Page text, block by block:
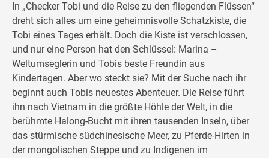
In „Checker Tobi und die Reise zu den fliegenden Flüssen“
dreht sich alles um eine geheimnisvolle Schatzkiste, die
Tobi eines Tages erhält. Doch die Kiste ist verschlossen,
und nur eine Person hat den Schlüssel: Marina –
Weltumseglerin und Tobis beste Freundin aus
Kindertagen. Aber wo steckt sie? Mit der Suche nach ihr
beginnt auch Tobis neuestes Abenteuer. Die Reise führt
ihn nach Vietnam in die größte Höhle der Welt, in die
berühmte Halong-Bucht mit ihren tausenden Inseln, über
das stürmische südchinesische Meer, zu Pferde-Hirten in
der mongolischen Steppe und zu Indigenen im